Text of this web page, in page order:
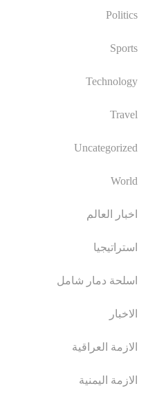
Politics
Sports
Technology
Travel
Uncategorized
World
اخبار العالم
استراتيجيا
اسلحة دمار شامل
الاخبار
الازمة العراقية
الازمة اليمنية